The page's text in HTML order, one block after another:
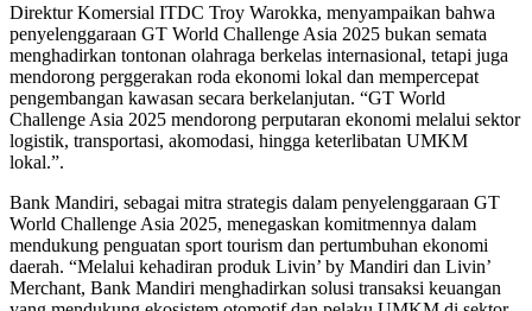
Direktur Komersial ITDC Troy Warokka, menyampaikan bahwa
penyelenggaraan GT World Challenge Asia 2025 bukan semata
menghadirkan tontonan olahraga berkelas internasional, tetapi juga
mendorong perggerakan roda ekonomi lokal dan mempercepat
pengembangan kawasan secara berkelanjutan. “GT World
Challenge Asia 2025 mendorong perputaran ekonomi melalui sektor
logistik, transportasi, akomodasi, hingga keterlibatan UMKM
lokal.”.
Bank Mandiri, sebagai mitra strategis dalam penyelenggaraan GT
World Challenge Asia 2025, menegaskan komitmennya dalam
mendukung penguatan sport tourism dan pertumbuhan ekonomi
daerah. “Melalui kehadiran produk Livin’ by Mandiri dan Livin’
Merchant, Bank Mandiri menghadirkan solusi transaksi keuangan